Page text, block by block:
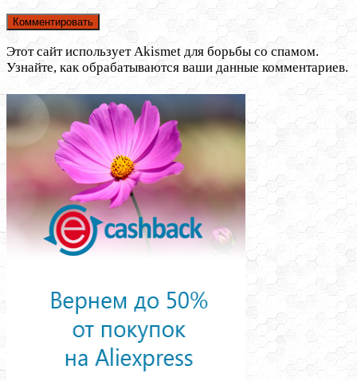
Этот сайт использует Akismet для борьбы со спамом.
Узнайте, как обрабатываются ваши данные комментариев.